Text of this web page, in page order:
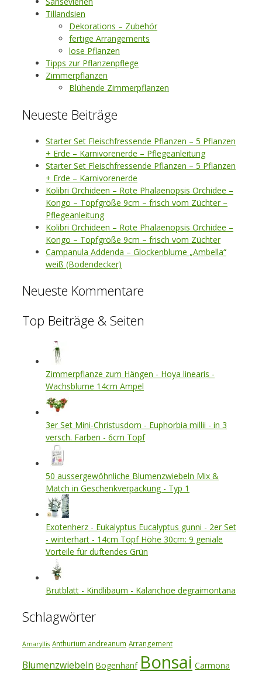
Tillandsien
Dekorations – Zubehör
fertige Arrangements
lose Pflanzen
Tipps zur Pflanzenpflege
Zimmerpflanzen
Blühende Zimmerpflanzen
Neueste Beiträge
Starter Set Fleischfressende Pflanzen – 5 Pflanzen
+ Erde – Karnivorenerde – Pflegeanleitung
Starter Set Fleischfressende Pflanzen – 5 Pflanzen
+ Erde – Karnivorenerde
Kolibri Orchideen – Rote Phalaenopsis Orchidee –
Kongo – Topfgröße 9cm – frisch vom Züchter –
Pflegeanleitung
Kolibri Orchideen – Rote Phalaenopsis Orchidee –
Kongo – Topfgröße 9cm – frisch vom Züchter
Campanula Addenda – Glockenblume „Ambella“
weiß (Bodendecker)
Neueste Kommentare
Top Beiträge & Seiten
Zimmerpflanze zum Hängen - Hoya linearis -
Wachsblume 14cm Ampel
3er Set Mini-Christusdorn - Euphorbia millii - in 3
versch. Farben - 6cm Topf
50 aussergewöhnliche Blumenzwiebeln Mix &
Match in Geschenkverpackung - Typ 1
Exotenherz - Eukalyptus Eucalyptus gunni - 2er Set
- winterhart - 14cm Topf Höhe 30cm: 9 geniale
Vorteile für duftendes Grün
Brutblatt - Kindlibaum - Kalanchoe degraimontana
Schlagwörter
Amaryllis Anthurium andreanum Arrangement
Blumenzwiebeln Bogenhanf Bonsai Carmona